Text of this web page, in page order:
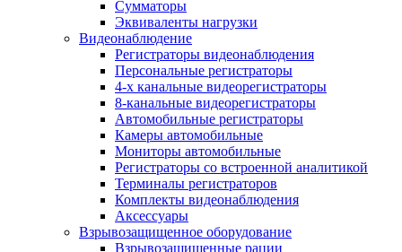
Сумматоры
Эквиваленты нагрузки
Видеонаблюдение
Регистраторы видеонаблюдения
Персональные регистраторы
4-х канальные видеорегистраторы
8-канальные видеорегистраторы
Автомобильные регистраторы
Камеры автомобильные
Мониторы автомобильные
Регистраторы со встроенной аналитикой
Терминалы регистраторов
Комплекты видеонаблюдения
Аксессуары
Взрывозащищенное оборудование
Взрывозащищенные рации